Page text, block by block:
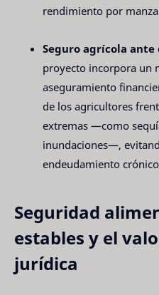
rendimiento por
Seguro agrícola
proyecto incorpora un
aseguramiento
de los agricultores
extremas —como
inundaciones—,
endeudamiento
Seguridad
estables y el
jurídica